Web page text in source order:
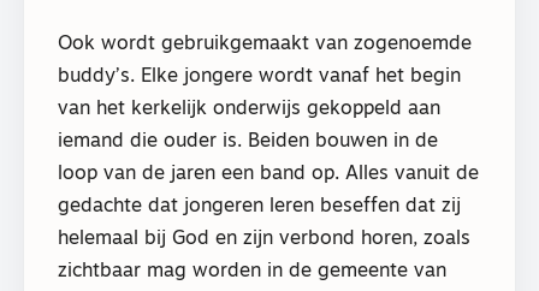
Ook wordt gebruikgemaakt van zogenoemde
buddy’s. Elke jongere wordt vanaf het begin
van het kerkelijk onderwijs gekoppeld aan
iemand die ouder is. Beiden bouwen in de
loop van de jaren een band op. Alles vanuit de
gedachte dat jongeren leren beseffen dat zij
helemaal bij God en zijn verbond horen, zoals
zichtbaar mag worden in de gemeente van